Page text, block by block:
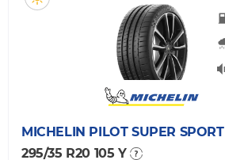
MICHELIN PILOT SUPER SPORT
295/35 R20 105 Y